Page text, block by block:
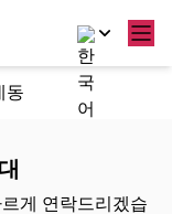
동
게 연락드리겠습